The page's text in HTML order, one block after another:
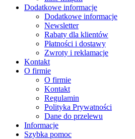
Dodatkowe informacje
Dodatkowe informacje
Newsletter
Rabaty dla klientów
Płatności i dostawy
Zwroty i reklamacje
Kontakt
O firmie
O firmie
Kontakt
Regulamin
Polityka Prywatności
Dane do przelewu
Informacje
Szybka pomoc